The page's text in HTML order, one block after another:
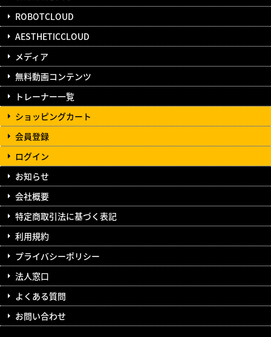
ROBOTCLOUD
AESTHETICCLOUD
メディア
無料動画コンテンツ
トレーナー一覧
ショッピングカート
会員登録
ログイン
お知らせ
会社概要
特定商取引法に基づく表記
利用規約
プライバシーポリシー
法人窓口
よくある質問
お問い合わせ